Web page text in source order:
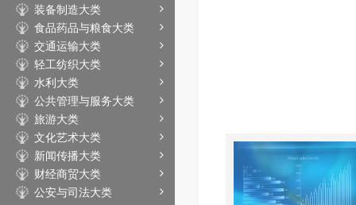
装备制造大类
食品药品与粮食大类
交通运输大类
轻工纺织大类
水利大类
公共管理与服务大类
旅游大类
文化艺术大类
新闻传播大类
财经商贸大类
公安与司法大类